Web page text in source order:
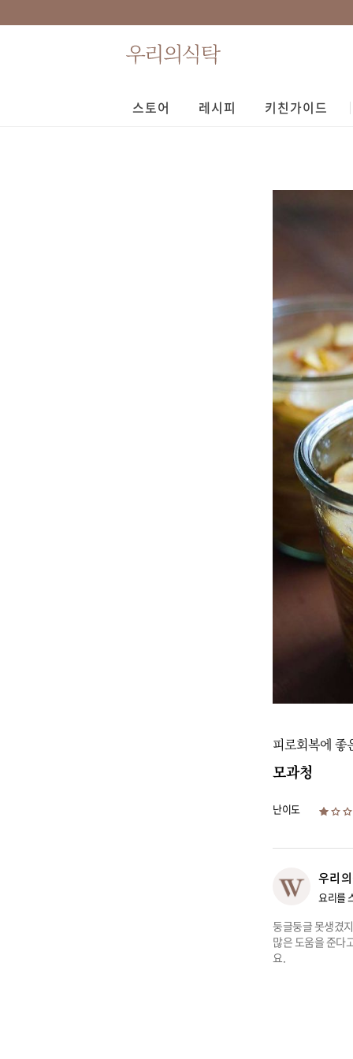
스토어 레시피 키친가이드
피로회복에 좋
모과청
난이도
우리
요리를
둥글둥글 못생겼
많은 도움을 준다
요.